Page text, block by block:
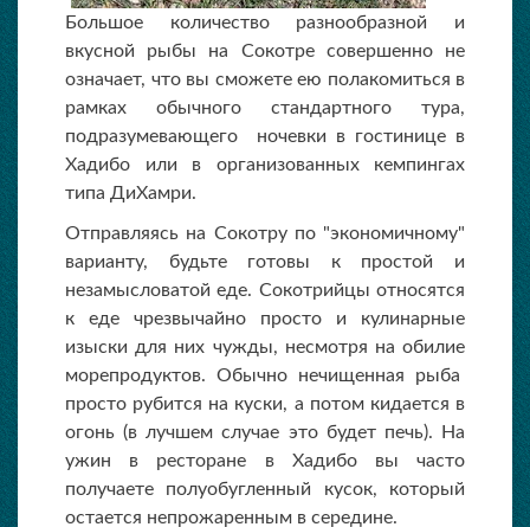
Большое количество разнообразной и
вкусной рыбы на Сокотре совершенно не
означает, что вы сможете ею полакомиться в
рамках обычного стандартного тура,
подразумевающего ночевки в гостинице в
Хадибо или в организованных кемпингах
типа ДиХамри.
Отправляясь на Сокотру по "экономичному"
варианту, будьте готовы к простой и
незамысловатой еде. Сокотрийцы относятся
к еде чрезвычайно просто и кулинарные
изыски для них чужды, несмотря на обилие
морепродуктов. Обычно нечищенная рыба
просто рубится на куски, а потом кидается в
огонь (в лучшем случае это будет печь). На
ужин в ресторане в Хадибо вы часто
получаете полуобугленный кусок, который
остается непрожаренным в середине.